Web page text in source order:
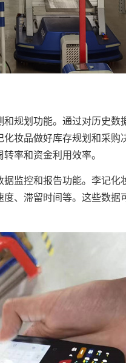
划功能。通过对历史数
妆品做好库存规划和采购
率和资金利用效率。
控和报告功能。李记化
、滞留时间等。这些数据